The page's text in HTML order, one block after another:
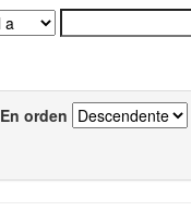
En orden